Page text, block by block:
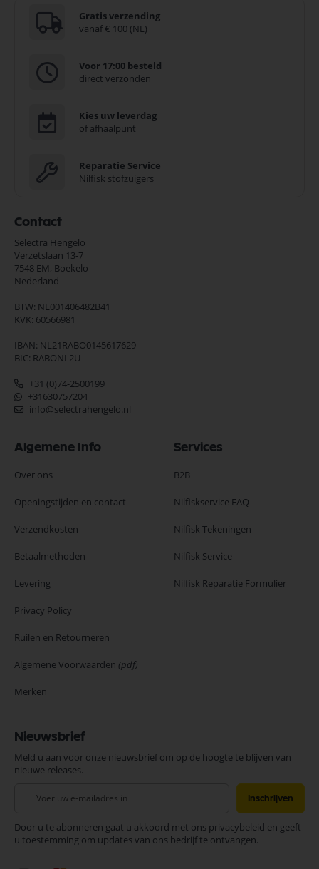
Gratis verzending
vanaf € 100 (NL)
Voor 17:00 besteld
direct verzonden
Kies uw leverdag
of afhaalpunt
Reparatie Service
Nilfisk stofzuigers
Contact
Selectra Hengelo
Verzetslaan 13-7
7548 EM, Boekelo
Nederland
BTW: NL001406482B41
KVK: 60566981
IBAN: NL21RABO0145617629
BIC: RABONL2U
+31 (0)74-2500199
+31630757204
info@selectrahengelo.nl
Algemene Info
Over ons
Openingstijden en contact
Verzendkosten
Betaalmethoden
Levering
Privacy Policy
Ruilen en Retourneren
Algemene Voorwaarden (pdf)
Merken
Services
B2B
Nilfiskservice FAQ
Nilfisk Tekeningen
Nilfisk Service
Nilfisk Reparatie Formulier
Nieuwsbrief
Meld u aan voor onze nieuwsbrief om op de hoogte te blijven van
nieuwe releases.
onze
nieuwsbrief
Inschrijven
Door u te abonneren gaat u akkoord met ons privacybeleid en geeft
u toestemming om updates van ons bedrijf te ontvangen.